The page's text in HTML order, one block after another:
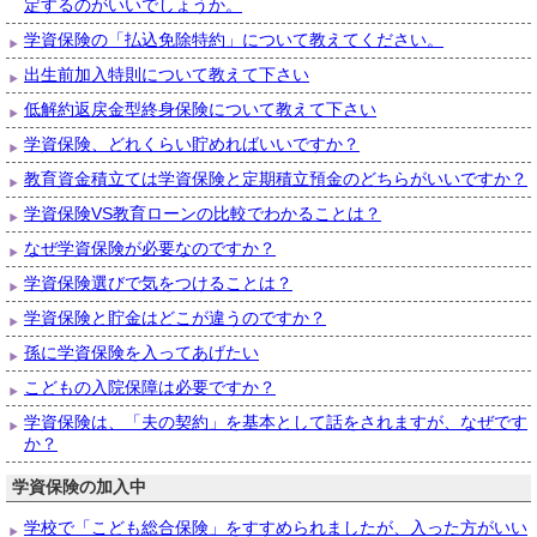
定するのがいいでしょうか。
学資保険の「払込免除特約」について教えてください。
出生前加入特則について教えて下さい
低解約返戻金型終身保険について教えて下さい
学資保険、どれくらい貯めればいいですか？
教育資金積立ては学資保険と定期積立預金のどちらがいいですか？
学資保険VS教育ローンの比較でわかることは？
なぜ学資保険が必要なのですか？
学資保険選びで気をつけることは？
学資保険と貯金はどこが違うのですか？
孫に学資保険を入ってあげたい
こどもの入院保障は必要ですか？
学資保険は、「夫の契約」を基本として話をされますが、なぜです
か？
学資保険の加入中
学校で「こども総合保険」をすすめられましたが、入った方がいい